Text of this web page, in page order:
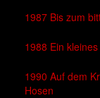
1987 Bis zum
1988 Ein
1990 Auf dem
Hosen